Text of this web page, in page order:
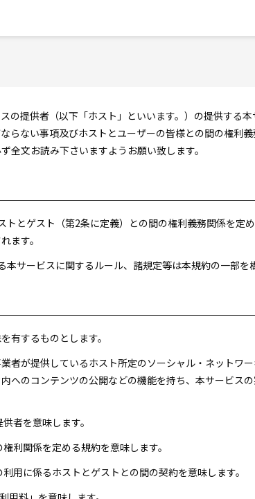
の提供者（以下「ホスト」といいます。）の提供する
ない事項及びホストとユーザーの皆様との間の権利義
全文お読み下さいますようお願い致します。
とゲスト（第2条に定義）との間の権利義務関係を定
ます。
サービスに関するルール、諸規定等は本規約の一部を
有するものとします。
者が提供しているホスト所定のソーシャル・ネットワ
へのコンテンツの公開などの機能を持ち、本サービス
者を意味します。
利関係を定める規約を意味します。
用に係るホストとゲストとの間の契約を意味します。